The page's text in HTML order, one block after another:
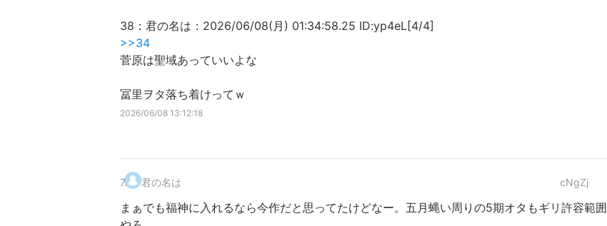
38：君の名は：2026/06/08(月) 01:34:58.25 ID:yp4eL[4/4]
>>34
菅原は聖域あっていいよな
冨里ヲタ落ち着けってｗ
2026/06/08 13:12:18
7. 君の名は cNgZj
まぁでも福神に入れるなら今作だと思ってたけどなー。五月蝿い周りの5期オタもギリ許容範囲